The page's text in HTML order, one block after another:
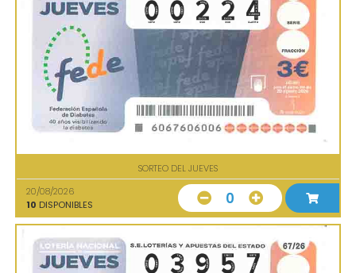
SORTEO DEL JUEVES
20/08/2026
10 DISPONIBLES 0